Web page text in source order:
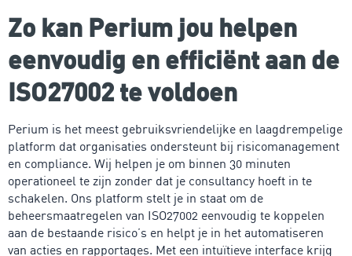
Zo kan Perium jou helpen
eenvoudig en efficiënt aan de
ISO27002 te voldoen
Perium is het meest gebruiksvriendelijke en laagdrempelige
platform dat organisaties ondersteunt bij risicomanagement
en compliance. Wij helpen je om binnen 30 minuten
operationeel te zijn zonder dat je consultancy hoeft in te
schakelen. Ons platform stelt je in staat om de
beheersmaatregelen van ISO27002 eenvoudig te koppelen
aan de bestaande risico’s en helpt je in het automatiseren
van acties en rapportages. Met een intuïtieve interface krijg